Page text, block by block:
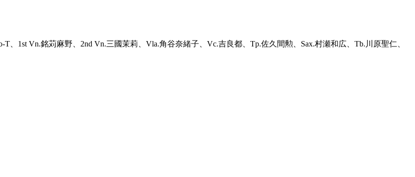
、1st Vn.銘苅麻野、2nd Vn.三國茉莉、Vla.角谷奈緒子、Vc.吉良都、Tp.佐久間勲、Sax.村瀬和広、Tb.川原聖仁、